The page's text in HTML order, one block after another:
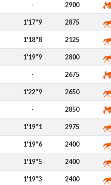
- 2900
1'17''9 2875
1'18''8 2125
1'19''9 2800
- 2675
1'22''9 2650
- 2850
1'19''1 2975
1'19''6 2400
1'19''5 2400
1'19''3 2400